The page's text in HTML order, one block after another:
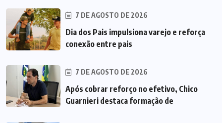
7 DE AGOSTO DE 2026
Dia dos Pais impulsiona varejo e reforça
conexão entre pais
7 DE AGOSTO DE 2026
Após cobrar reforço no efetivo, Chico
Guarnieri destaca formação de